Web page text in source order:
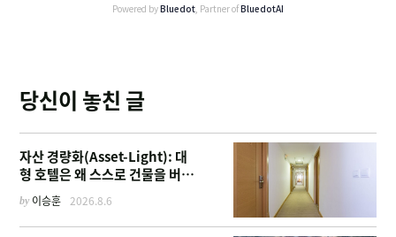
Powered byBluedot , Partner ofBluedotAI
당신이 놓친 글
자산 경량화(Asset-Light): 대
형 호텔은 왜 스스로 건물을 버리
고 '이름'만 팔기 시작했을까
by 이승훈 2026.8.6